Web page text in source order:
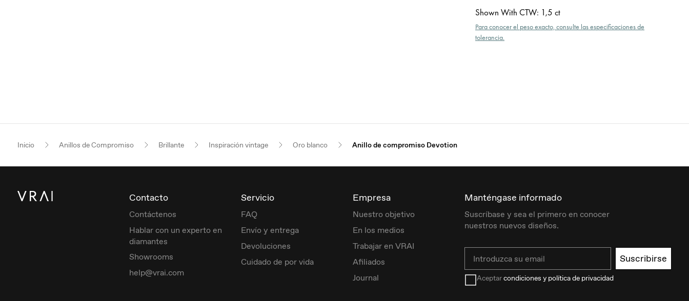
Shown With CTW: 1,5 ct
Para conocer el peso exacto, consulte las especificaciones de
tolerancia.
Inicio Anillos de Compromiso Brillante Inspiración vintage Oro blanco Anillo de compromiso Devotion
Contacto
Contáctenos
Hablar con un experto en
diamantes
Showrooms
help@vrai.com
Servicio
FAQ
Envío y entrega
Devoluciones
Cuidado de por vida
Empresa
Nuestro objetivo
En los medios
Trabajar en VRAI
Afiliados
Journal
Manténgase informado
Suscríbase y sea el primero en conocer
nuestros nuevos diseños.
Suscribirse
Aceptarcondiciones y política de privacidad